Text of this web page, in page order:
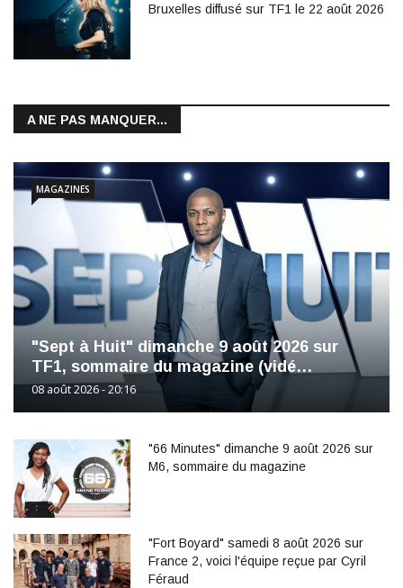
Bruxelles diffusé sur TF1 le 22 août 2026
A NE PAS MANQUER...
"Sept à Huit" dimanche 9 août 2026 sur
TF1, sommaire du magazine (vidé…
08 août 2026 - 20:16
MAGAZINES
"66 Minutes" dimanche 9 août 2026 sur
M6, sommaire du magazine
"Fort Boyard" samedi 8 août 2026 sur
France 2, voici l'équipe reçue par Cyril
Féraud